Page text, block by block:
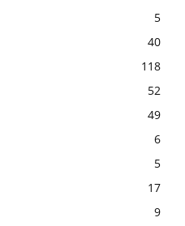
5
40
118
52
49
6
5
17
9